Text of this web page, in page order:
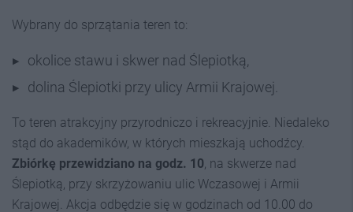
Wybrany do sprzątania teren to:
okolice stawu i skwer nad Ślepiotką,
dolina Ślepiotki przy ulicy Armii Krajowej.
To teren atrakcyjny przyrodniczo i rekreacyjnie. Niedaleko
stąd do akademików, w których mieszkają uchodźcy.
Zbiórkę przewidziano na godz. 10, na skwerze nad
Ślepiotką, przy skrzyżowaniu ulic Wczasowej i Armii
Krajowej. Akcja odbędzie się w godzinach od 10.00 do